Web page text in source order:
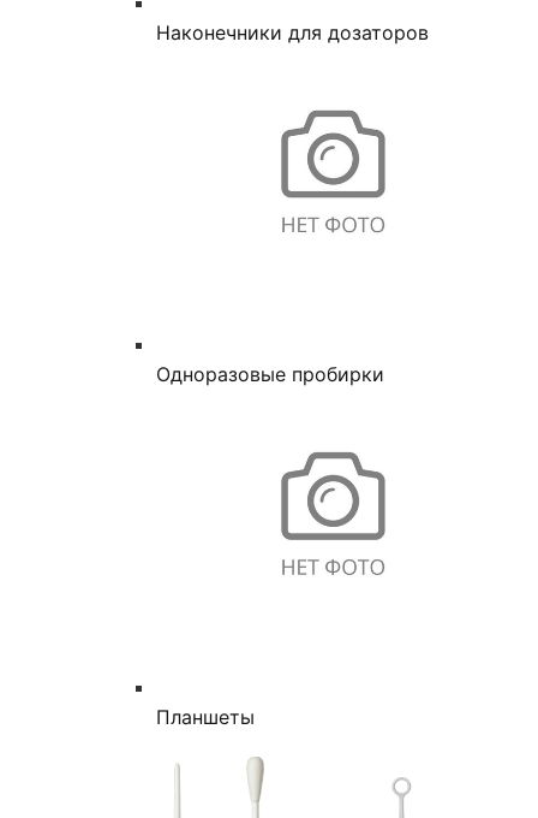
Наконечники для дозаторов
Одноразовые пробирки
Планшеты